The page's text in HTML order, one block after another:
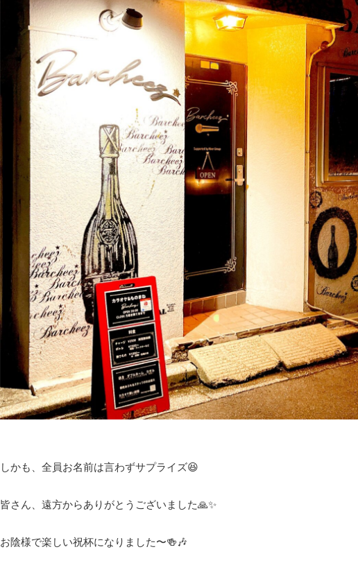
しかも、全員お名前は言わずサプライズ😆
皆さん、遠方からありがとうございました🙏✨
お陰様で楽しい祝杯になりました〜🍻🎶